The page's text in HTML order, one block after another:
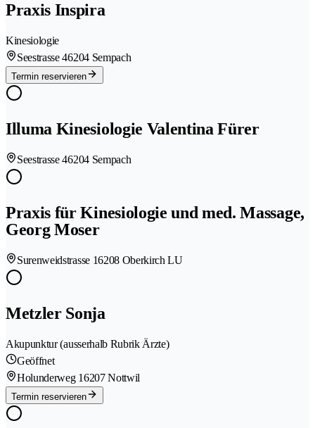
Praxis Inspira
Kinesiologie
Seestrasse 46204 Sempach
Termin reservieren
Illuma Kinesiologie Valentina Fürer
Seestrasse 46204 Sempach
Praxis für Kinesiologie und med. Massage,
Georg Moser
Surenweidstrasse 16208 Oberkirch LU
Metzler Sonja
Akupunktur (ausserhalb Rubrik Ärzte)
Geöffnet
Holunderweg 16207 Nottwil
Termin reservieren